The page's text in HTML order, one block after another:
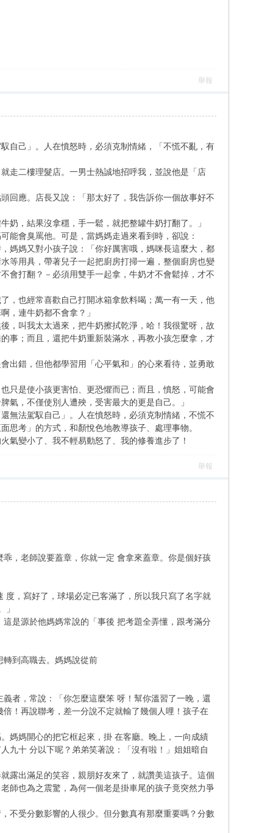
舉報
自己」。人在憤怒時，必須克制情緒，「不慌不亂，有
走二樓理髮店。一男士熱誠地招呼我，並說他是「店
回應。店長又說：「那太好了，我告訴你一個故事好不
奶，結果沒拿穩，手一鬆，就把整罐牛奶打翻了。」
能會臭罵他。可是，當媽媽走過來看到時，卻說：
媽媽又對小孩子說：「你好厲害哦，媽咪長這麼大，都
等用具，帶著兒子一起把廚房打掃一遍，整個廚房也變
會打翻？－必須用雙手一起拿，牛奶才不會鬆掉，才不
，也經常喜歡自己打開冰箱拿飲料喝；萬一有一天，他
，連牛奶都不會拿？」
，叫我太太過來，把牛奶擦拭乾淨，哈！我很驚呀，故
事；而且，還把牛奶重新裝滿水，再教小孩怎麼拿，才
出錯，但他都學習用「心平氣和」的心來看待，並勇敢
只是使小孩更害怕、更恐懼而已；而且，憤怒，可能會
氣，不僅使別人遭殃，受害最大的更是自己。」
無法駕馭自己」。人在憤怒時，必須克制情緒，不慌不
思考」的方式，和顏悅色地教導孩子、處理事物。
氣變小了、我不輕易動怒了、我的修養進步了！
舉報
，老師說要蓋章，你就一定 會拿來蓋章。你是個好孩
，寫好了，球場必定已客滿了，所以我只寫了名字就
是源於他媽媽常說的「事後 把考題全弄懂，跟考滿分
到高職去。媽媽說從前
者，常說：「你怎麼這麼笨 呀！幫你溫習了一晚，還
！再說聯考，差一分說不定就輸了幾個人哩！孩子在
媽媽開心的把它框起來，掛 在客廳。晚上，一向成績
九十 分以下呢？弟弟笑著說：「沒有啦！」姐姐暗自
露出滿足的笑容，親朋好友來了，就讚美這孩子。這個
師也為之震驚，為何一個老是掛車尾的孩子竟突然力爭
不受分數影響的人很少。但分數真有那麼重要嗎？分數